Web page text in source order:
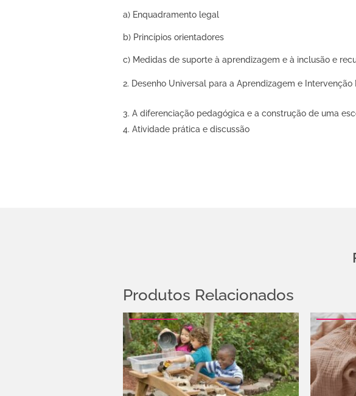
a) Enquadramento legal
b) Princípios orientadores
c) Medidas de suporte à aprendizagem e à inclusão e
Desenho Universal para a Aprendizagem e
A diferenciação pedagógica e a construção de uma
Atividade prática e discussão
Produtos Relacionados